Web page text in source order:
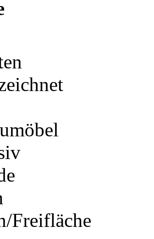
Freifläche